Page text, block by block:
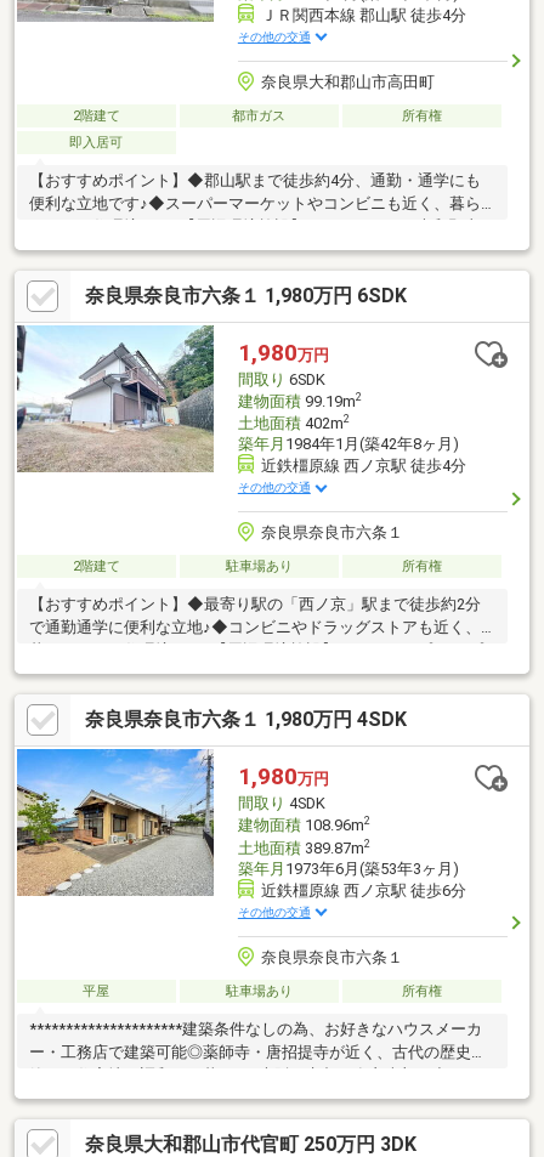
ＪＲ関西本線 郡山駅 徒歩4分
その他の交通
奈良県大和郡山市高田町
2階建て 都市ガス
所有権
即入居可
【おすすめポイント】◆郡山駅まで徒歩約4分、通勤・通学にも
便利な立地です♪◆スーパーマーケットやコンビニも近く、暮ら
徒歩約15分・オークワ 大和郡山柳町店：徒歩約15分・ココカラフ
ァイン イオンモール大和郡山店：徒歩約18分・セブン-イレブン
大和郡山高田町店：徒歩約8分・ファミリーマート 郡山下三橋
店：徒歩約7分・ニトリ 奈良南店：徒歩約15分・大和郡山市立郡
山中学校：徒歩約32分・大和郡山市立郡山南小学校：徒歩約14
分・やまとこども園mimi：徒歩約4分ご覧いただきありがとうご
ざいます♪是非お気軽にお問い合わせください♪
奈良県奈良市六条１ 1,980万円 6SDK
1,980万円
間取り 6SDK
建物面積99.19m2
土地面積402m2
築年月 1984年1月(築42年8ヶ月)
近鉄橿原線 西ノ京駅 徒歩4分
その他の交通
奈良県奈良市六条１
2階建て 駐車場あり 所有権
【おすすめポイント】◆最寄り駅の「西ノ京」駅まで徒歩約2分
で通勤通学に便利な立地♪◆コンビニやドラッグストアも近く、
七条：徒歩約18分・ウエルシア奈良六条店：徒歩約10分・ドラッ
グストア木のうた 西の京店：徒歩約14分・ファミリーマート 近鉄
九条駅前店：徒歩約15分・ローソン 奈良五条町店：徒歩約17分・
奈良市立京西中学校：徒歩約16分・奈良市立六条小学校：徒歩約
13分・西ノ京みどりの園保育園：徒歩約8分・奈良西ノ京郵便
局：徒歩約2分ご覧いただきありがとうございます♪是非お気軽に
お問い合わせください♪
奈良県奈良市六条１ 1,980万円 4SDK
1,980万円
間取り 4SDK
建物面積108.96m2
土地面積389.87m2
築年月 1973年6月(築53年3ヶ月)
近鉄橿原線 西ノ京駅 徒歩6分
その他の交通
奈良県奈良市六条１
平屋 駐車場あり 所有権
*********************建築条件なしの為、お好きなハウスメーカ
ー・工務店で建築可能◎薬師寺・唐招提寺が近く、古代の歴史と
便利な立地敷地広々約94坪！更地渡しです！お気軽にお問い合わ
せください♪
奈良県大和郡山市代官町 250万円 3DK